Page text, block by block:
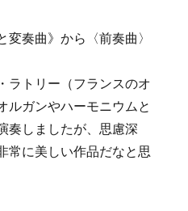
変奏曲》から〈前奏曲〉
ラトリー（フランスのオ
ルガンやハーモニウムと
奏しましたが、思慮深
常に美しい作品だなと思